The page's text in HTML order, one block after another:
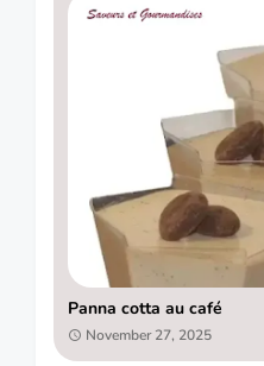
Panna cotta au café
November 27, 2025